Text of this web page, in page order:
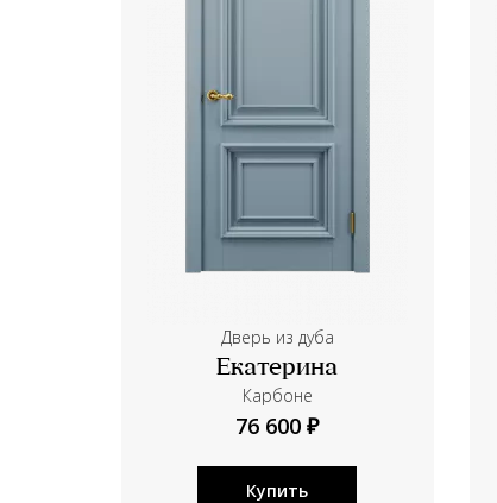
Дверь из дуба
Екатерина
Карбоне
76 600 ₽
Купить